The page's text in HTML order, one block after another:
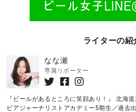
ライターの紹
なな瀬
専属リポーター
『ビールがあるところに笑顔あり！』 北海
ビアジャーナリストアカデミー5期生／過去